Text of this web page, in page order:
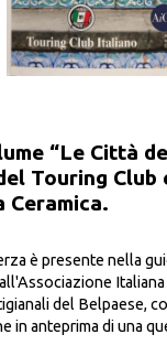
“Le Città
Touring Club
è presente nella
Italiana
del Belpaese,
in anteprima di una